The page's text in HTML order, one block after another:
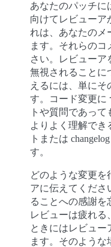
あなたのパッチに
向けてレビューア
れは、あなたのメ
ます。それらの
さい。レビューア
無視されることに
えるには、単に
す。コード変更に
トや質問であっ
よりよく理解でき
トまたは
す。
どのような変更を
アに伝えてくださ
ることへの感謝を
レビューは疲れる
ときにはレビュー
ます。そのような